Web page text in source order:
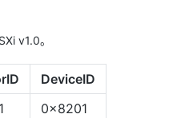
v1.0。
DeviceID
0x8201